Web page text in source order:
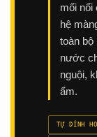
mối nối
hệ
toàn
nước
nguội,
ẩm.
TỰ DÍNH